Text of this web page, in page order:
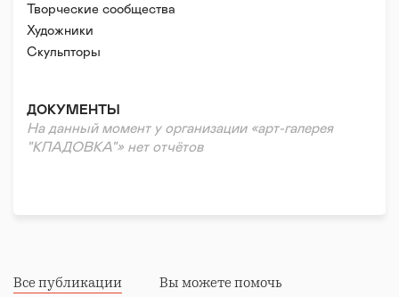
Творческие сообщества
Художники
Скульпторы
Театральные объединения
Танцевальные/любительские объединения
ДОКУМЕНТЫ
На данный момент у организации «арт-галерея
"КЛАДОВКА"» нет отчётов
Все публикации
Вы можете помочь